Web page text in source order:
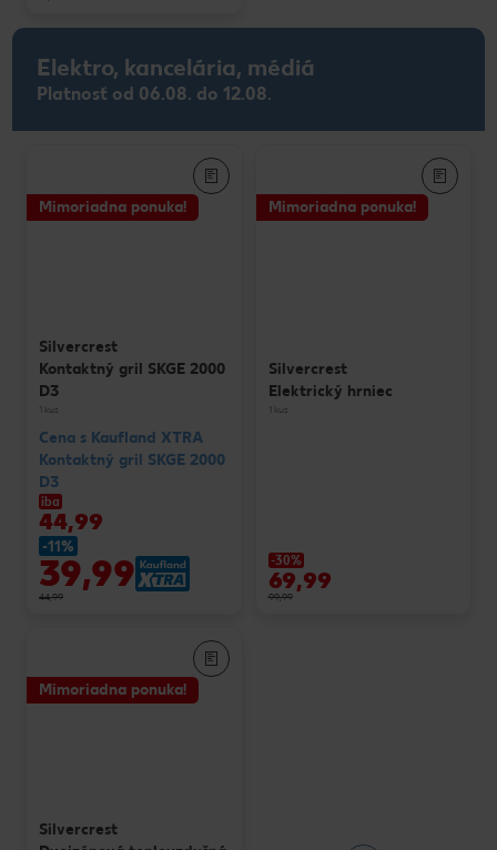
Elektro, kancelária, médiá
Platnosť od 06.08. do 12.08.
Mimoriadna ponuka!
Silvercrest
Kontaktný gril SKGE 2000
D3
1 kus
Cena s Kaufland XTRA
Kontaktný gril SKGE 2000
D3
iba
44,99
-11%
39,99
44,99
Mimoriadna ponuka!
Silvercrest
Elektrický hrniec
1 kus
-30%
69,99
99,99
Mimoriadna ponuka!
Silvercrest